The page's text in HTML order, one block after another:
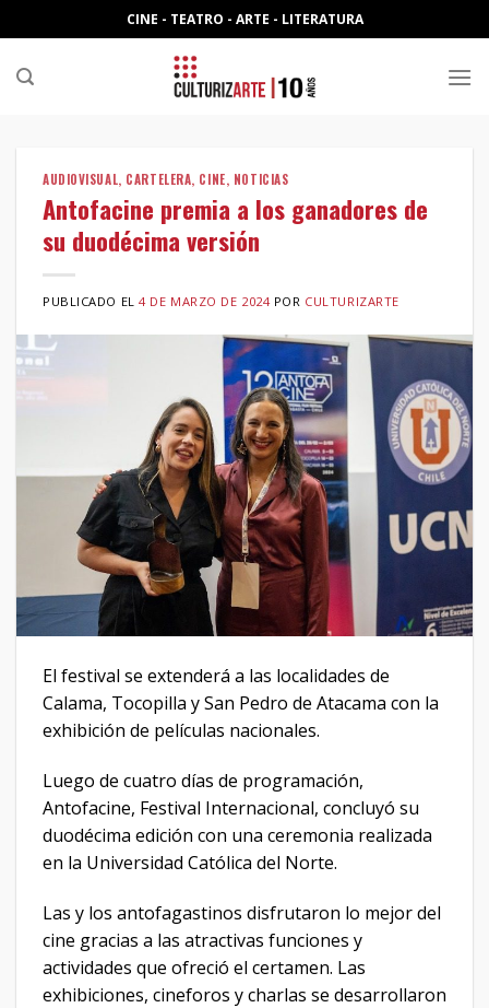
to
content
CINE - TEATRO - ARTE - LITERATURA
AUDIOVISUAL, CARTELERA, CINE, NOTICIAS
Antofacine premia a los ganadores de
su duodécima versión
PUBLICADO EL4 DE MARZO DE 2024POR CULTURIZARTE
El festival se extenderá a las localidades de
Calama, Tocopilla y San Pedro de Atacama con la
exhibición de películas nacionales.
Luego de cuatro días de programación,
Antofacine, Festival Internacional, concluyó su
duodécima edición con una ceremonia realizada
en la Universidad Católica del Norte.
Las y los antofagastinos disfrutaron lo mejor del
cine gracias a las atractivas funciones y
actividades que ofreció el certamen. Las
exhibiciones, cineforos y charlas se desarrollaron